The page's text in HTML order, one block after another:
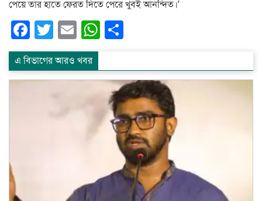
পেয়ে তার হাতে ফেরত দিতে পেরে খুবই আনন্দিত।’
Facebook
Twitter
EmailWhatsApp
এ বিভাগের আরও খবর